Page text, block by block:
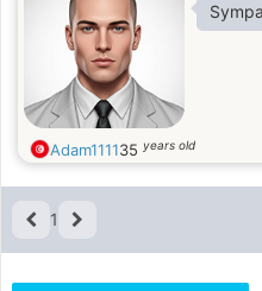
Adam111135 years old
1